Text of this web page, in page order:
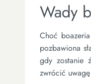
Wady
Choć
pozbawiona
gdy zostanie
zwrócić